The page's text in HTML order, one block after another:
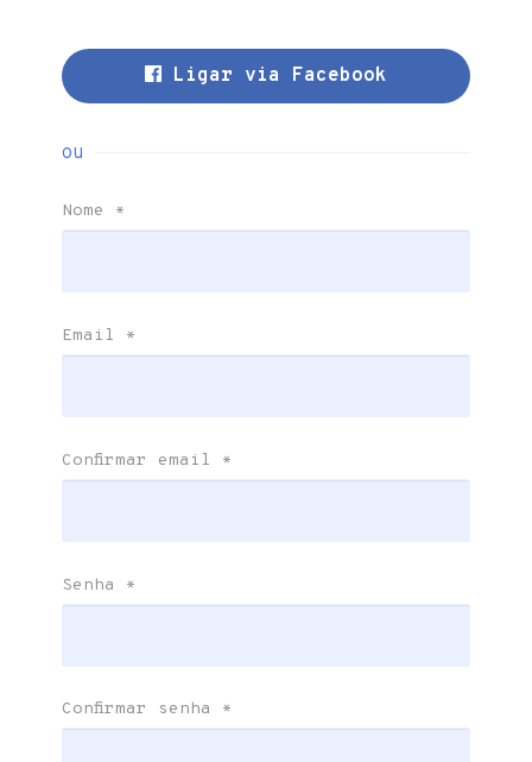
Ligar via Facebook
ou
Nome *
Email *
Confirmar email *
Senha *
Confirmar senha *